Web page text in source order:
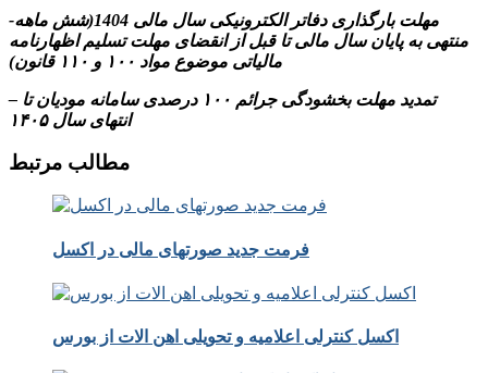
-مهلت بارگذاری دفاتر الکترونیکی سال مالی 1404(شش ماهه
منتهی به پایان سال مالی تا قبل از انقضای مهلت تسلیم اظهارنامه
مالیاتی موضوع مواد ۱۰۰ و ۱۱۰ قانون)
– تمدید مهلت بخشودگی جرائم ۱۰۰ درصدی سامانه مودیان تا
انتهای سال ۱۴۰۵
مطالب مرتبط
فرمت جدید صورتهای مالی در اکسل
اکسل کنترلی اعلامیه و تحویلی اهن الات از بورس